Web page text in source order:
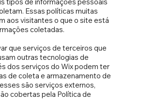
Essas políticas muitas
aos visitantes o que o site está
coletadas.
que serviços de terceiros que
outras tecnologias de
dos serviços do Wix podem ter
de coleta e armazenamento de
são serviços externos,
cobertas pela Política de